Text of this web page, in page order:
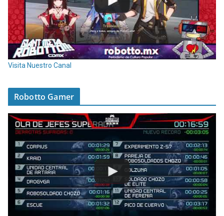
Visita Nuestro Canal
Robotto Gamer